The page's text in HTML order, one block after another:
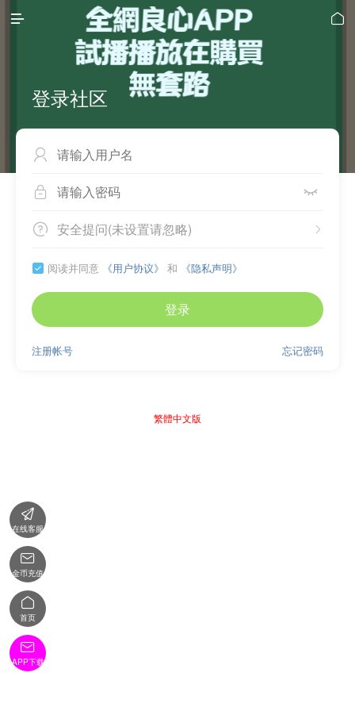
 
登录社区

 
 
安全提问(未设置请忽略)
 阅读并同意 《用户协议》 和 《隐私声明》
登录
忘记密码
注册帐号
繁體中文版

在线客服

金币充值

首页

APP下载